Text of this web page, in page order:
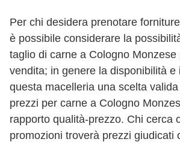
Per chi desidera prenotare
è possibile considerare la
taglio di carne a Cologno
vendita; in genere la disponibilità e
questa macelleria una scelta
prezzi per carne a Cologno
rapporto qualità-prezzo. Chi cerca
promozioni troverà prezzi giudicati